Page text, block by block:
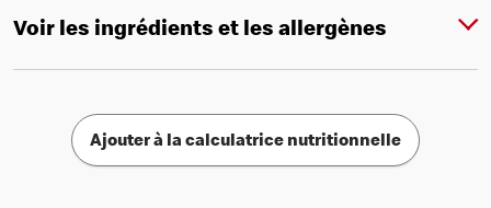
Voir les ingrédients et les allergènes
Ajouter à la calculatrice nutritionnelle